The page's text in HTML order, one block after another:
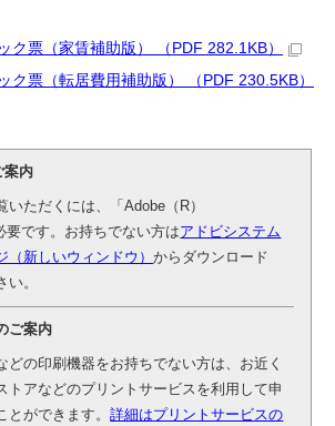
ク票（家賃補助版） （PDF 282.1KB）
ク票（転居費用補助版） （PDF 230.5KB）
案内
いただくには、「Adobe（R）
要です。お持ちでない方はアドビシステム
（新しいウィンドウ）からダウンロード
い。
ご案内
どの印刷機器をお持ちでない方は、お近く
トアなどのプリントサービスを利用して申
とができます。詳細はプリントサービスの